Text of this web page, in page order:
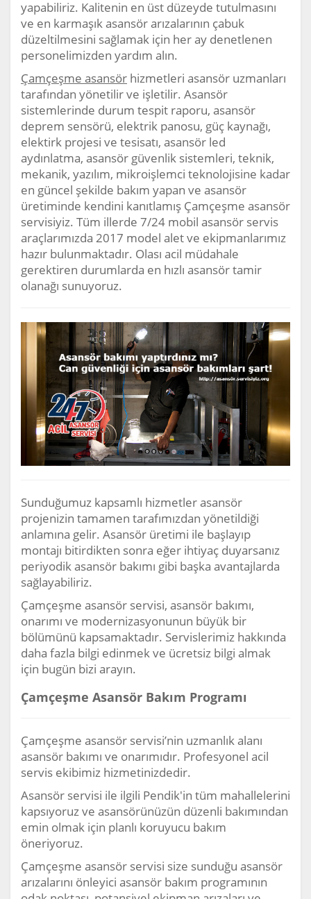
yapabiliriz. Kalitenin en üst düzeyde tutulmasını
ve en karmaşık asansör arızalarının çabuk
düzeltilmesini sağlamak için her ay denetlenen
personelimizden yardım alın.
Çamçeşme asansör hizmetleri asansör uzmanları
tarafından yönetilir ve işletilir. Asansör
sistemlerinde durum tespit raporu, asansör
deprem sensörü, elektrik panosu, güç kaynağı,
elektirk projesi ve tesisatı, asansör led
aydınlatma, asansör güvenlik sistemleri, teknik,
mekanik, yazılım, mikroişlemci teknolojisine kadar
en güncel şekilde bakım yapan ve asansör
üretiminde kendini kanıtlamış Çamçeşme asansör
servisiyiz. Tüm illerde 7/24 mobil asansör servis
araçlarımızda 2017 model alet ve ekipmanlarımız
hazır bulunmaktadır. Olası acil müdahale
gerektiren durumlarda en hızlı asansör tamir
olanağı sunuyoruz.
Sunduğumuz kapsamlı hizmetler asansör
projenizin tamamen tarafımızdan yönetildiği
anlamına gelir. Asansör üretimi ile başlayıp
montajı bitirdikten sonra eğer ihtiyaç duyarsanız
periyodik asansör bakımı gibi başka avantajlarda
sağlayabiliriz.
Çamçeşme asansör servisi, asansör bakımı,
onarımı ve modernizasyonunun büyük bir
bölümünü kapsamaktadır. Servislerimiz hakkında
daha fazla bilgi edinmek ve ücretsiz bilgi almak
için bugün bizi arayın.
Çamçeşme Asansör Bakım Programı
Çamçeşme asansör servisi’nin uzmanlık alanı
asansör bakımı ve onarımıdır. Profesyonel acil
servis ekibimiz hizmetinizdedir.
Asansör servisi ile ilgili Pendik'in tüm mahallelerini
kapsıyoruz ve asansörünüzün düzenli bakımından
emin olmak için planlı koruyucu bakım
öneriyoruz.
Çamçeşme asansör servisi size sunduğu asansör
arızalarını önleyici asansör bakım programının